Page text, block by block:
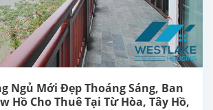
phố
Từ
Hoa,
Tây
Hà
Nội.
Ngủ Mới Đẹp Thoáng Sáng, Ban
Hồ Cho Thuê Tại Từ Hòa, Tây Hồ,